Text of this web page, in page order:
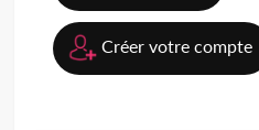
Créer votre compte